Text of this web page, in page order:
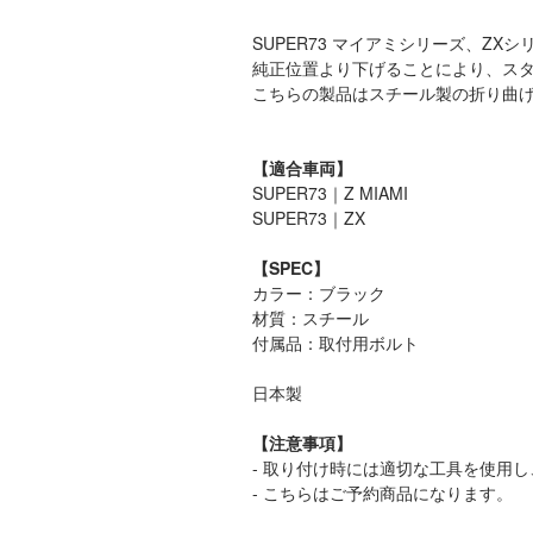
SUPER73 マイアミシリーズ、ZXシ
純正位置より下げることにより、ス
こちらの製品はスチール製の折り曲
【適合車両】
SUPER73｜Z MIAMI
SUPER73｜ZX
【SPEC】
カラー：ブラック
材質：スチール
付属品：取付用ボルト
日本製
【注意事項】
- 取り付け時には適切な工具を使用
- こちらはご予約商品になります。